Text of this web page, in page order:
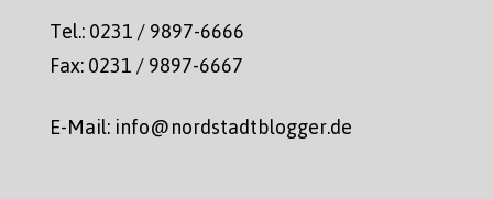
Tel.: 0231 / 9897-6666
Fax: 0231 / 9897-6667
E-Mail: info@nordstadtblogger.de